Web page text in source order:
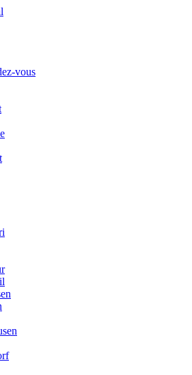
vous